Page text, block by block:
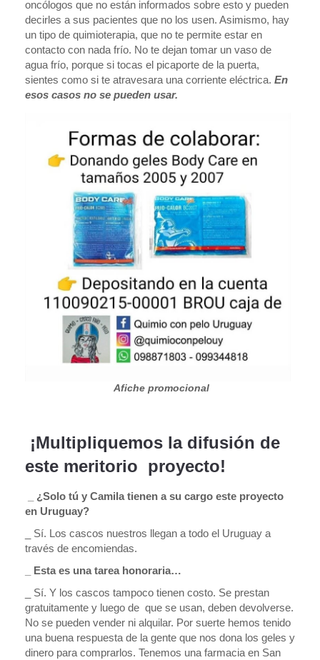
oncólogos que no están informados sobre esto y pueden
decirles a sus pacientes que no los usen. Asimismo, hay
un tipo de quimioterapia, que no te permite estar en
contacto con nada frío. No te dejan tomar un vaso de
agua frío, porque si tocas el picaporte de la puerta,
sientes como si te atravesara una corriente eléctrica. En
esos casos no se pueden usar.
Afiche promocional
¡Multipliquemos la difusión de
este meritorio proyecto!
_ ¿Solo tú y Camila tienen a su cargo este proyecto
en Uruguay?
_ Sí. Los cascos nuestros llegan a todo el Uruguay a
través de encomiendas.
_ Esta es una tarea honoraria…
_ Sí. Y los cascos tampoco tienen costo. Se prestan
gratuitamente y luego de que se usan, deben devolverse.
No se pueden vender ni alquilar. Por suerte hemos tenido
una buena respuesta de la gente que nos dona los geles y
dinero para comprarlos. Tenemos una farmacia en San